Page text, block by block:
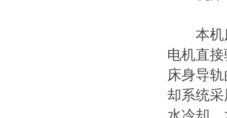
本机床
电机直接
床身导轨
却系统采